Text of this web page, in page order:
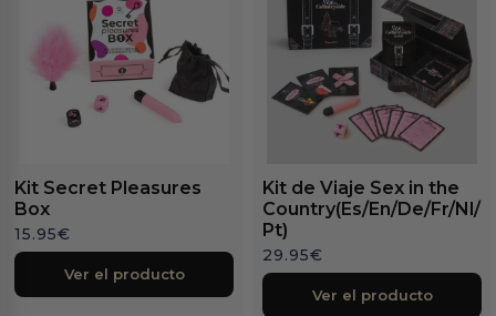
Kit Secret Pleasures
Box
15.95€
Ver el producto
Kit de Viaje Sex in the
Country(Es/En/De/Fr/Nl/
Pt)
29.95€
Ver el producto